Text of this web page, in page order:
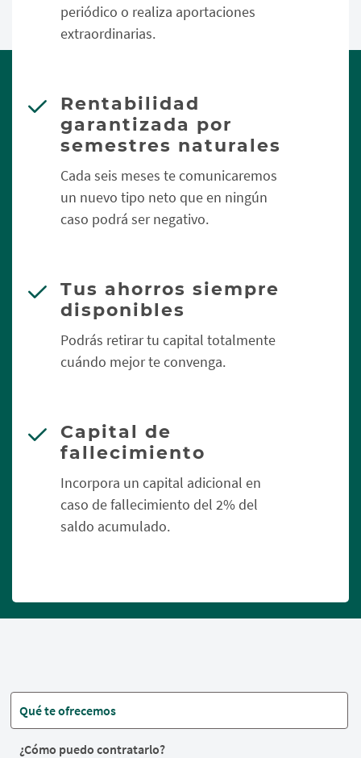
periódico o realiza aportaciones
extraordinarias.
Rentabilidad
garantizada por
semestres naturales
Cada seis meses te comunicaremos
un nuevo tipo neto que en ningún
caso podrá ser negativo.
Tus ahorros siempre
disponibles
Podrás retirar tu capital totalmente
cuándo mejor te convenga.
Capital de
fallecimiento
Incorpora un capital adicional en
caso de fallecimiento del 2% del
saldo acumulado.
Qué te ofrecemos
¿Cómo puedo contratarlo?